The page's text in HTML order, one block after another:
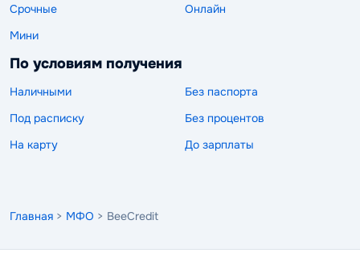
Срочные
Онлайн
Мини
По условиям получения
Наличными
Без паспорта
Под расписку
Без процентов
На карту
До зарплаты
Главная > МФО > BeeCredit